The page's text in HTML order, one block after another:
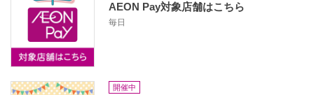
AEON Pay対象店舗はこちら
毎日
開催中